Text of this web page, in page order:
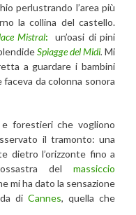
perlustrando l’area più
la collina del castello.
Mistral: un’oasi di pini
Spiagge del Midi. Mi
a guardare i bambini
da colonna sonora
forestieri che vogliono
il tramonto: una
dietro l’orizzonte fino a
del massiccio
mi ha dato la sensazione
di Cannes, quella che